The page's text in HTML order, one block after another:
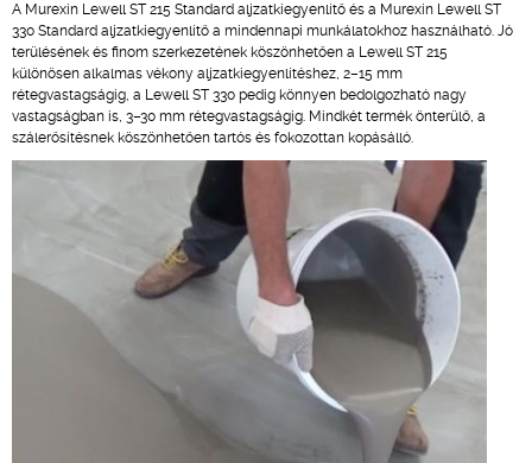
A Murexin Lewell ST 215 Standard aljzatkiegyenlítő és a Murexin Lewell ST
330 Standard aljzatkiegyenlítő a mindennapi munkálatokhoz használható. Jó
terülésének és finom szerkezetének köszönhetően a Lewell ST 215
különösen alkalmas vékony aljzatkiegyenlítéshez, 2–15 mm
rétegvastagságig, a Lewell ST 330 pedig könnyen bedolgozható nagy
vastagságban is, 3–30 mm rétegvastagságig. Mindkét termék önterülő, a
szálerősítésnek köszönhetően tartós és fokozottan kopásálló.